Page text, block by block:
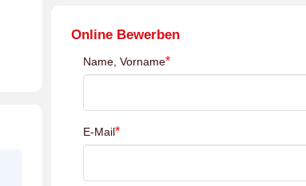
Online Bewerben
Name, Vorname*
E-Mail*